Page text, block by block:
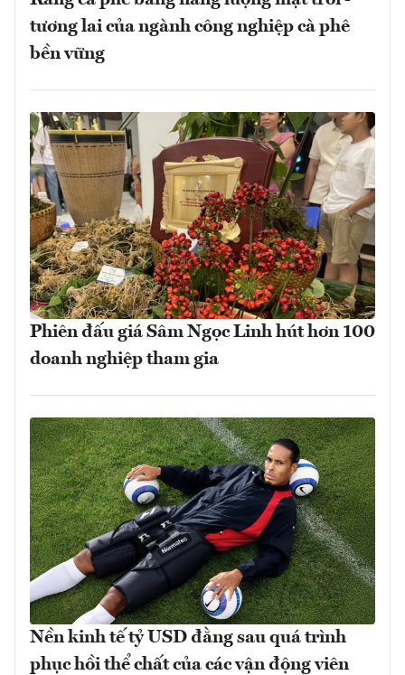
tương lai của ngành công nghiệp cà phê
bền vững
Phiên đấu giá Sâm Ngọc Linh hút hơn 100
doanh nghiệp tham gia
Nền kinh tế tỷ USD đằng sau quá trình
phục hồi thể chất của các vận động viên